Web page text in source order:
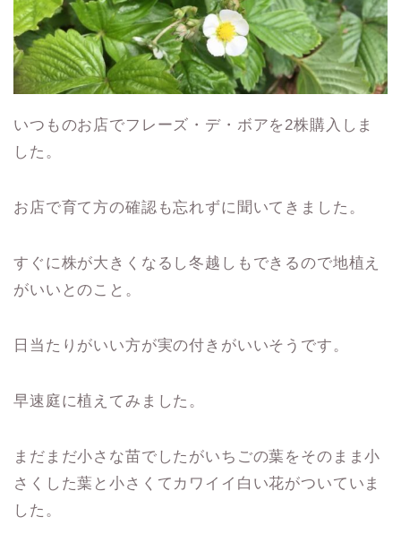
いつものお店でフレーズ・デ・ボアを2株購入しま
した。
お店で育て方の確認も忘れずに聞いてきました。
すぐに株が大きくなるし冬越しもできるので地植え
がいいとのこと。
日当たりがいい方が実の付きがいいそうです。
早速庭に植えてみました。
まだまだ小さな苗でしたがいちごの葉をそのまま小
さくした葉と小さくてカワイイ白い花がついていま
した。